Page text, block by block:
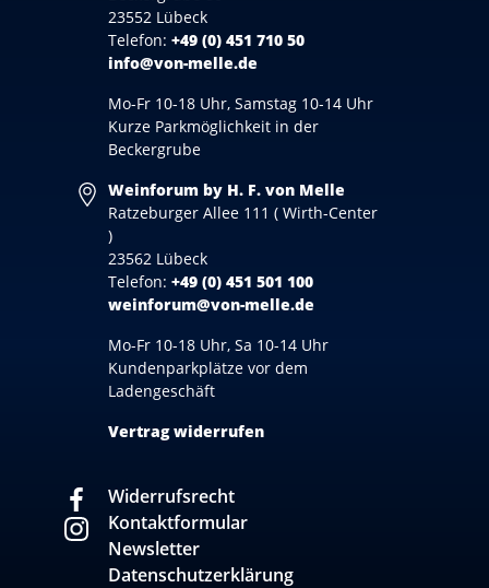
23552 Lübeck
Telefon: +49 (0) 451 710 50
info@von-melle.de
Mo-Fr 10-18 Uhr, Samstag 10-14 Uhr
Kurze Parkmöglichkeit in der
Beckergrube
Weinforum by H. F. von Melle
Ratzeburger Allee 111 ( Wirth-Center
)
23562 Lübeck
Telefon: +49 (0) 451 501 100
weinforum@von-melle.de
Mo-Fr 10-18 Uhr, Sa 10-14 Uhr
Kundenparkplätze vor dem
Ladengeschäft
Vertrag widerrufen
Widerrufsrecht
Kontaktformular
Newsletter
Datenschutzerklärung